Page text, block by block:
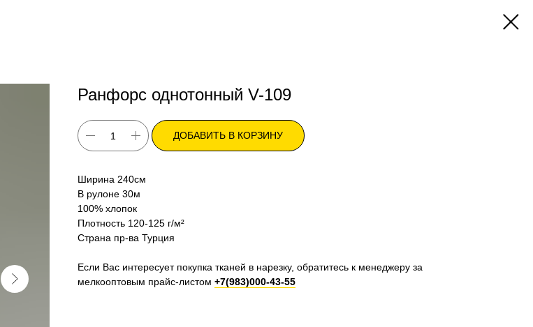
Ранфорс однотонный V-109
ДОБАВИТЬ В КОРЗИНУ
Ширина 240см
В рулоне 30м
100% хлопок
Плотность 120-125 г/м²
Страна пр-ва Турция
Если Вас интересует покупка тканей в нарезку, обратитесь к менеджеру за
мелкооптовым прайс-листом +7(983)000-43-55